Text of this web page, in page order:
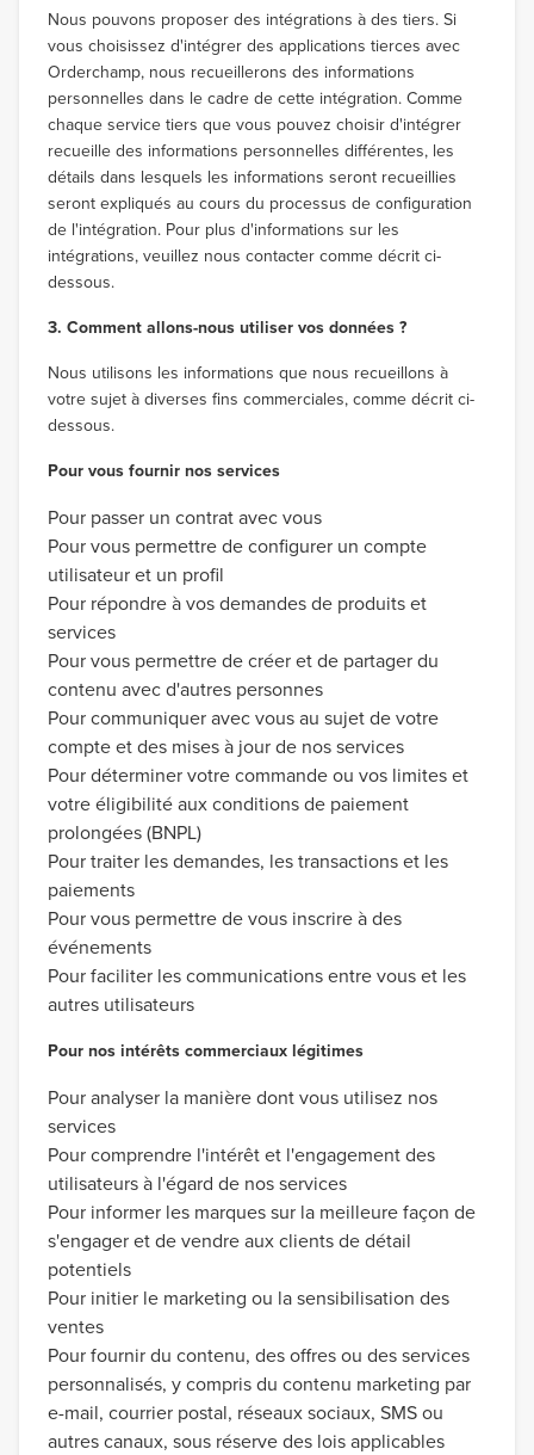
Nous pouvons proposer des intégrations à des tiers. Si
vous choisissez d'intégrer des applications tierces avec
Orderchamp, nous recueillerons des informations
personnelles dans le cadre de cette intégration. Comme
chaque service tiers que vous pouvez choisir d'intégrer
recueille des informations personnelles différentes, les
détails dans lesquels les informations seront recueillies
seront expliqués au cours du processus de configuration
de l'intégration. Pour plus d'informations sur les
intégrations, veuillez nous contacter comme décrit ci-
dessous.
3. Comment allons-nous utiliser vos données ?
Nous utilisons les informations que nous recueillons à
votre sujet à diverses fins commerciales, comme décrit ci-
dessous.
Pour vous fournir nos services
Pour passer un contrat avec vous
Pour vous permettre de configurer un compte
utilisateur et un profil
Pour répondre à vos demandes de produits et
services
Pour vous permettre de créer et de partager du
contenu avec d'autres personnes
Pour communiquer avec vous au sujet de votre
compte et des mises à jour de nos services
Pour déterminer votre commande ou vos limites et
votre éligibilité aux conditions de paiement
prolongées (BNPL)
Pour traiter les demandes, les transactions et les
paiements
Pour vous permettre de vous inscrire à des
événements
Pour faciliter les communications entre vous et les
autres utilisateurs
Pour nos intérêts commerciaux légitimes
Pour analyser la manière dont vous utilisez nos
services
Pour comprendre l'intérêt et l'engagement des
utilisateurs à l'égard de nos services
Pour informer les marques sur la meilleure façon de
s'engager et de vendre aux clients de détail
potentiels
Pour initier le marketing ou la sensibilisation des
ventes
Pour fournir du contenu, des offres ou des services
personnalisés, y compris du contenu marketing par
e-mail, courrier postal, réseaux sociaux, SMS ou
autres canaux, sous réserve des lois applicables